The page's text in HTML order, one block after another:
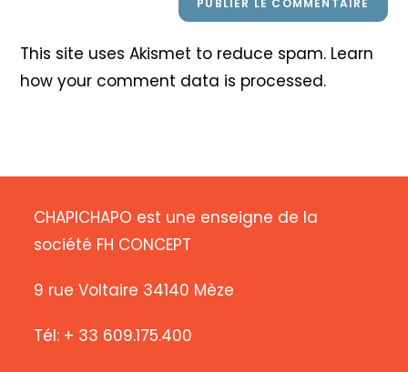
This site uses Akismet to reduce spam. Learn
how your comment data is processed.
CHAPICHAPO est une enseigne de la
société FH CONCEPT
9 rue Voltaire 34140 Mèze
Tél: + 33 609.175.400